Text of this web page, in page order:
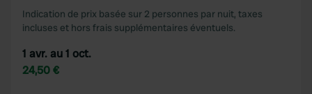
Indication de prix basée sur 2 personnes par nuit, taxes
incluses et hors frais supplémentaires éventuels.
1 avr. au 1 oct.
24,50 €